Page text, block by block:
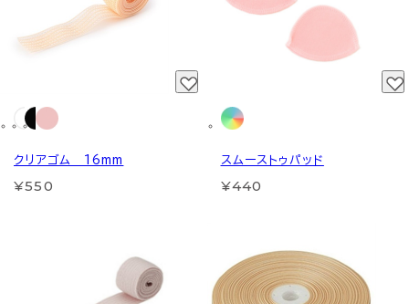
クリアゴム 16mm
¥550
スムーストゥパッド
¥440